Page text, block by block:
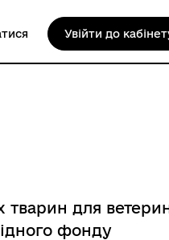
Увійти до
тварин для
фонду